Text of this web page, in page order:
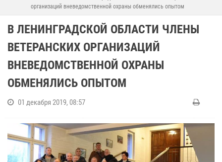
организаций вневедомственной охраны обменялись опытом
В ЛЕНИНГРАДСКОЙ ОБЛАСТИ ЧЛЕНЫ
ВЕТЕРАНСКИХ ОРГАНИЗАЦИЙ
ВНЕВЕДОМСТВЕННОЙ ОХРАНЫ
ОБМЕНЯЛИСЬ ОПЫТОМ
01 декабря 2019, 08:57